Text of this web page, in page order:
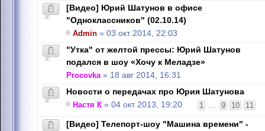
[Видео] Юрий Шатунов в офисе
"Одноклассников" (02.10.14)
Admin » 03 окт 2014, 22:03
"Утка" от желтой прессы: Юрий Шатунов
подался в шоу «Хочу к Меладзе»
Procovka» 18 авг 2014, 16:31
Новости о передачах про Юрия Шатунова
1 ... 9 10 11
Настя К » 04 окт 2013, 19:20
[Видео] Телепорт-шоу "Машина времени" -